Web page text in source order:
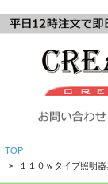
TOP
> １１０ｗタイプ照明